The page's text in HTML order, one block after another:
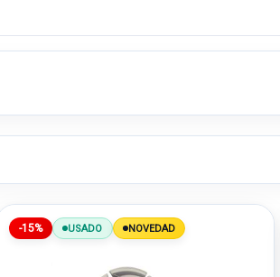
-15% USADO NOVEDAD